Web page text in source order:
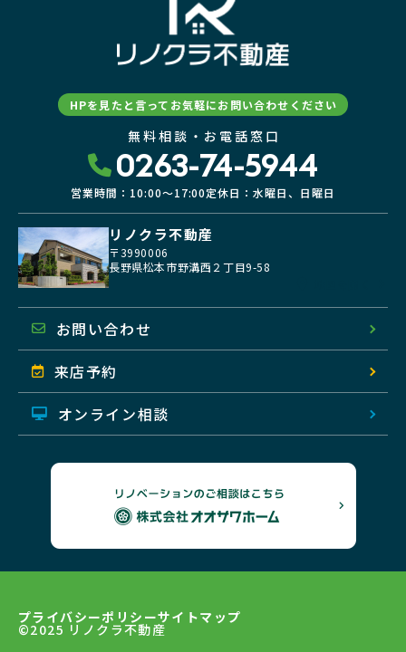
HPを見たと言ってお気軽にお問い合わせください
無料相談・お電話窓口
0263-74-5944
営業時間：10:00〜17:00定休日：水曜日、日曜日
リノクラ不動産
〒3990006
長野県松本市野溝西２丁目9-58
お問い合わせ
来店予約
オンライン相談
プライバシーポリシーサイトマップ
©2025 リノクラ不動産